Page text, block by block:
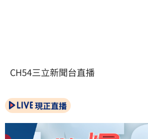
CH54三立新聞台直播
現正直播